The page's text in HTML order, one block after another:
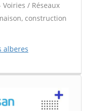
/ Réseaux
construction
alberes